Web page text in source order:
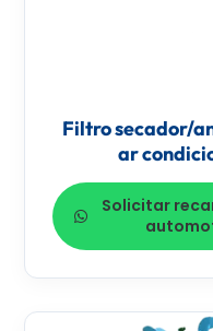
Filtro secador/
ar
Solicitar